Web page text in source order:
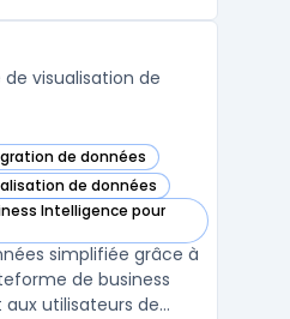
connecter des
dispar ...
visualisation de
de données
cette catégorie
de données
cette catégorie
Intelligence pour
catégorie
simplifiée grâce à
de business
utilisateurs de